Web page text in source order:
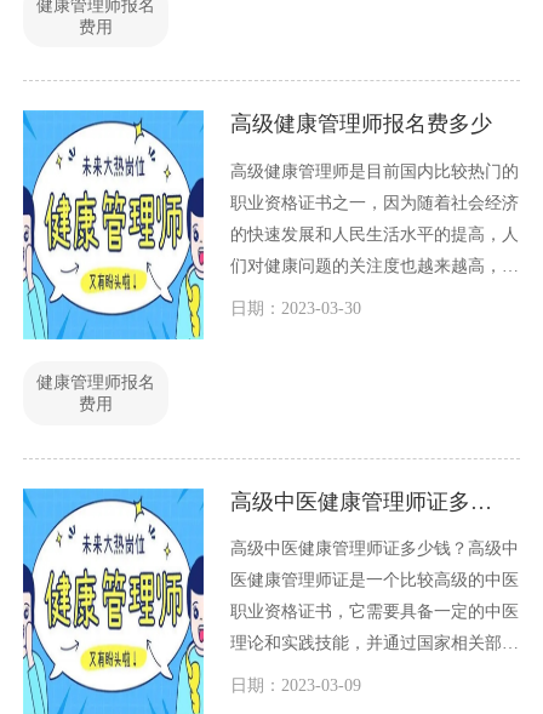
健康管理师报名
费用
高级健康管理师报名费多少
高级健康管理师是目前国内比较热门的
职业资格证书之一，因为随着社会经济
的快速发展和人民生活水平的提高，人
们对健康问题的关注度也越来越高，因
此对健康管理人才的需求也越来越大。
日期：2023-03-30
健康管理师报名
费用
高级中医健康管理师证多少钱
高级中医健康管理师证多少钱？高级中
医健康管理师证是一个比较高级的中医
职业资格证书，它需要具备一定的中医
理论和实践技能，并通过国家相关部门
的考核才能获得。这个证书的价值是不
日期：2023-03-09